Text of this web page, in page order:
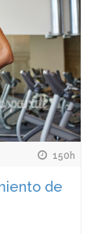
150h
de